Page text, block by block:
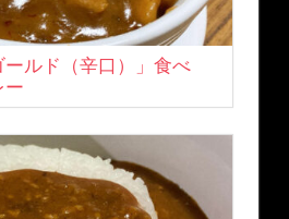
ールド（辛口）」食べ
ー